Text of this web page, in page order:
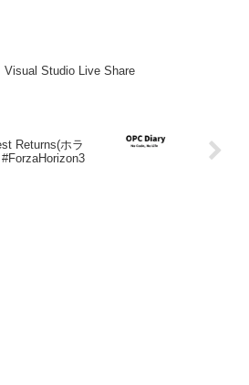
Visual Studio Live Share
Returns(ホラ